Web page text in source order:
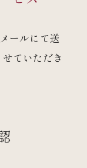
ールにて送
ていただき